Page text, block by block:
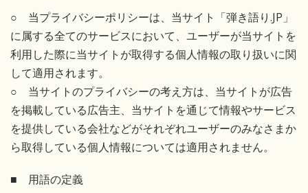
○ 当プライバシーポリシーは、当サイト「弾き語り.JP」
に属する全てのサービスにおいて、ユーザーが当サイトを
利用した際に当サイトが取得する個人情報の取り扱いに関
して適用されます。
○ 当サイトのプライバシーの考え方は、当サイトが広告
を掲載している広告主、当サイトを通じて情報やサービス
を提供している会社などがそれぞれユーザーのみなさまか
ら取得している個人情報については適用されません。
■ 用語の定義